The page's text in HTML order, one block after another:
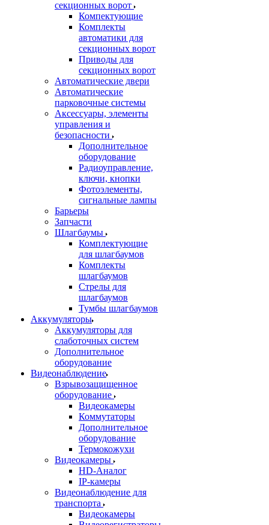
секционных ворот
Компектующие
Комплекты
автоматики для
секционных ворот
Приводы для
секционных ворот
Автоматические двери
Автоматические
парковочные системы
Аксессуары, элементы
управления и
безопасности
Дополнительное
оборудование
Радиоуправление,
ключи, кнопки
Фотоэлементы,
сигнальные лампы
Барьеры
Запчасти
Шлагбаумы
Комплектующие
для шлагбаумов
Комплекты
шлагбаумов
Стрелы для
шлагбаумов
Тумбы шлагбаумов
Аккумуляторы
Аккумуляторы для
слаботочных систем
Дополнительное
оборудование
Видеонаблюдение
Взрывозащищенное
оборудование
Видеокамеры
Коммутаторы
Дополнительное
оборудование
Термокожухи
Видеокамеры
HD-Аналог
IP-камеры
Видеонаблюдение для
транспорта
Видеокамеры